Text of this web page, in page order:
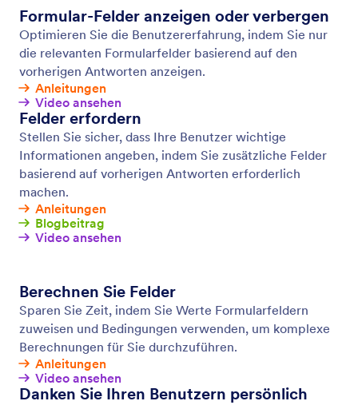
Machen Sie Ihre Smart Forms noch intelligenter mit
bedingter Logik. Richten Sie Ihr Formular so ein,
dass Sie Formularfelder ein- oder ausblenden, E-
Mails an bestimmte Benutzer senden, verschiedene
Dankesnachrichten anzeigen und vieles mehr alles
basierend darauf, wie der Benutzer Ihr Formular
ausfüllt.
Fotos sammeln
Lassen Sie User Bilder in Ihr Formular hochladen,
aufnehmen und in einer Vorschau anzeigen.
Erstellen Sie ohne Programmierkenntnisse ein Datei-
Upload-Formular und sammeln Sie Bilder von Usern
von jedem Gerät.